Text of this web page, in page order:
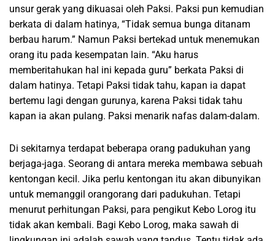
unsur gerak yang dikuasai oleh Paksi. Paksi pun kemudian
berkata di dalam hatinya, “Tidak semua bunga ditanam
berbau harum.” Namun Paksi bertekad untuk menemukan
orang itu pada kesempatan lain. “Aku harus
memberitahukan hal ini kepada guru” berkata Paksi di
dalam hatinya. Tetapi Paksi tidak tahu, kapan ia dapat
bertemu lagi dengan gurunya, karena Paksi tidak tahu
kapan ia akan pulang. Paksi menarik nafas dalam-dalam.
Di sekitarnya terdapat beberapa orang padukuhan yang
berjaga-jaga. Seorang di antara mereka membawa sebuah
kentongan kecil. Jika perlu kentongan itu akan dibunyikan
untuk memanggil orangorang dari padukuhan. Tetapi
menurut perhitungan Paksi, para pengikut Kebo Lorog itu
tidak akan kembali. Bagi Kebo Lorog, maka sawah di